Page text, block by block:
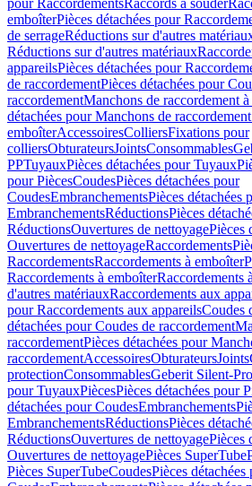
pour RaccordementsRaccords à souder
emboîterPièces détachées pour
de serrageRéductions sur d'autres
Réductions sur d'autres matériaux
appareilsPièces détachées pour
de raccordementPièces détachées pour
raccordementManchons de raccordement
détachées pour Manchons de
emboîterAccessoiresColliersFixations pour
colliersObturateursJointsConsommables
PPTuyauxPièces détachées pour Tuyaux
pour PiècesCoudesPièces détachées pour
CoudesEmbranchementsPièces détachées
EmbranchementsRéductionsPièces
RéductionsOuvertures de nettoyagePièces
Ouvertures de nettoyageRaccordements
RaccordementsRaccordements à emboîter
Raccordements à emboîterRaccordements
d'autres matériauxRaccordements aux
pour Raccordements aux appareilsCoudes
détachées pour Coudes de raccordement
raccordementPièces détachées pour
raccordementAccessoiresObturateursJoints
protectionConsommablesGeberit Silent-Pro
pour TuyauxPiècesPièces détachées pour
détachées pour CoudesEmbranchements
EmbranchementsRéductionsPièces
RéductionsOuvertures de nettoyagePièces
Ouvertures de nettoyagePièces SuperTube
Pièces SuperTubeCoudesPièces détachées